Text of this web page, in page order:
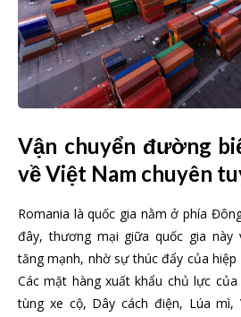
Vận chuyển đường
về Việt Nam chuyên
Romania là quốc gia nằm ở phía
đây, thương mại giữa quốc gia này
tăng mạnh, nhờ sự thúc đẩy của hiệp
Các mặt hàng xuất khẩu chủ lực
tùng xe cộ, Dây cách điện, Lúa